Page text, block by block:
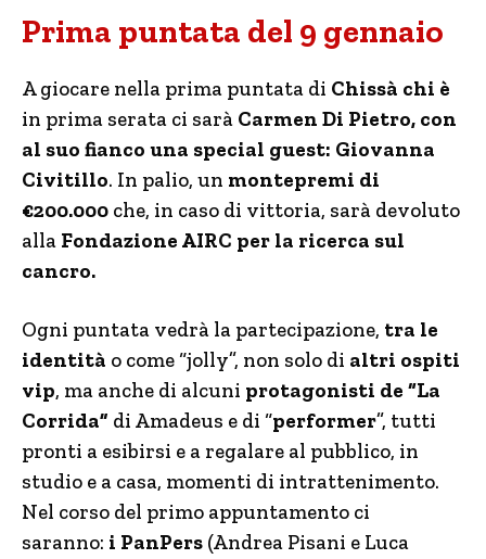
Prima puntata del 9 gennaio
A giocare nella prima puntata di Chissà chi è
in prima serata ci sarà Carmen Di Pietro, con
al suo fianco una special guest: Giovanna
Civitillo. In palio, un montepremi di
€200.000 che, in caso di vittoria, sarà devoluto
alla Fondazione AIRC per la ricerca sul
cancro.
Ogni puntata vedrà la partecipazione, tra le
identità o come “jolly”, non solo di altri ospiti
vip, ma anche di alcuni protagonisti de “La
Corrida” di Amadeus e di “performer”, tutti
pronti a esibirsi e a regalare al pubblico, in
studio e a casa, momenti di intrattenimento.
Nel corso del primo appuntamento ci
saranno: i PanPers (Andrea Pisani e Luca